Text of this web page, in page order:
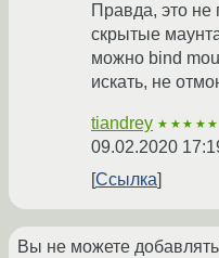
Правда, это
скрытые
можно bind
искать, не
tiandrey ★★★★★
09.02.2020
Ссылка
Вы не можете